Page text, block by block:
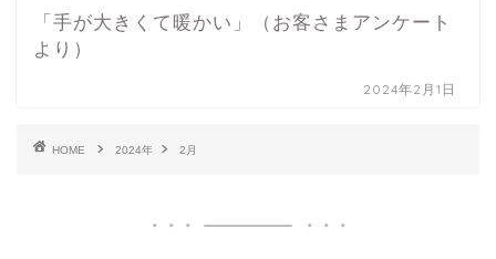
「手が大きくて暖かい」（お客さまアンケート
より）
2024年2月1日
HOME 2024年 2月